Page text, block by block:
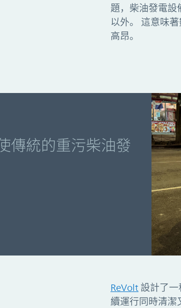
題，柴油發電設
以外。 這意味
高昂。
傳統的重污柴油發
ReVolt 設計了
續運行同時清潔